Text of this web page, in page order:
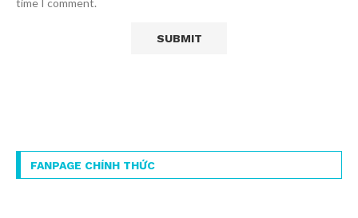
time I comment.
FANPAGE CHÍNH THỨC